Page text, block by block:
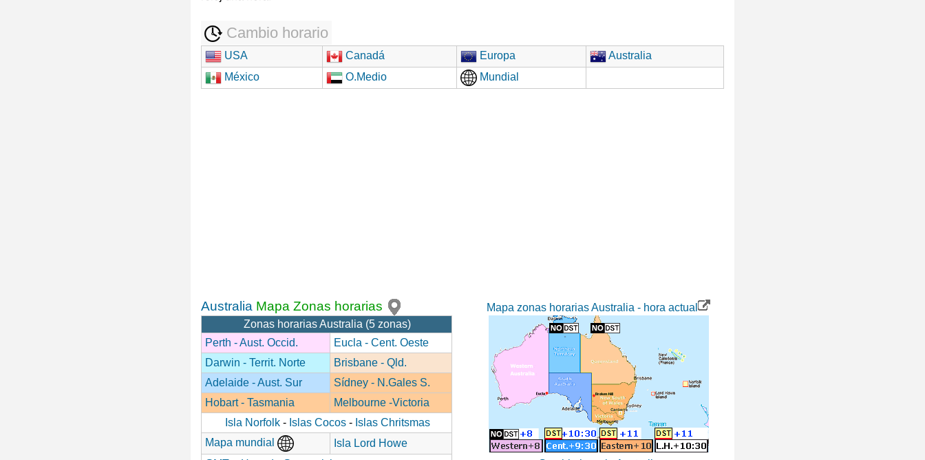
Cambio horario
USA Canadá Europa
Australia
México
O.Medio Mundial
Australia Mapa Zonas horarias
Zonas horarias Australia (5 zonas)
Perth - Aust. Occid.
Eucla - Cent. Oeste
Darwin - Territ. Norte
Brisbane - Qld.
Adelaide - Aust. Sur
Sídney - N.Gales S.
Hobart - Tasmania
Melbourne -Victoria
Isla Norfolk- Islas Cocos - Islas Chritsmas
Mapa mundial
Isla Lord Howe
Mapa zonas horarias Australia - hora actual